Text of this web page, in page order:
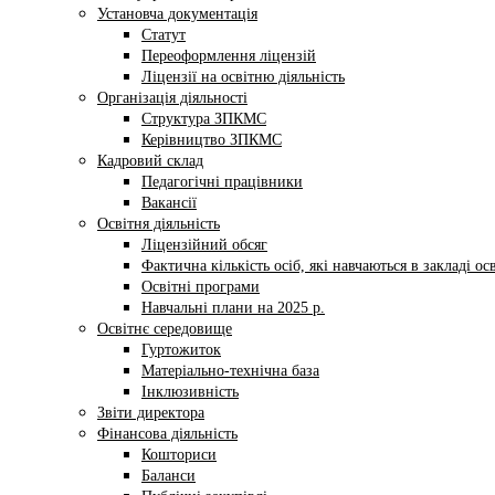
Установча документація
Статут
Переоформлення ліцензій
Ліцензії на освітню діяльність
Організація діяльності
Структура ЗПКМС
Керівництво ЗПКМС
Кадровий склад
Педагогічні працівники
Вакансії
Освітня діяльність
Ліцензійний обсяг
Фактична кількість осіб, які навчаються в закладі
Освітні програми
Навчальні плани на 2025 р.
Освітнє середовище
Гуртожиток
Матеріально-технічна база
Інклюзивність
Звіти директора
Фінансова діяльність
Кошториси
Баланси